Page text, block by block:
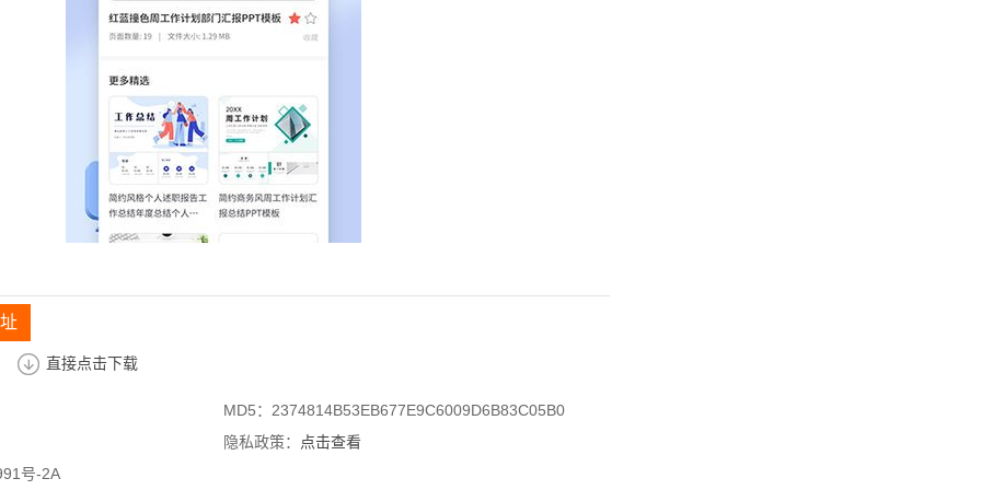
直接点击下载
MD5：2374814B53EB677E9C6009D6B83C05B0
隐私政策：
点击查看
号-2A